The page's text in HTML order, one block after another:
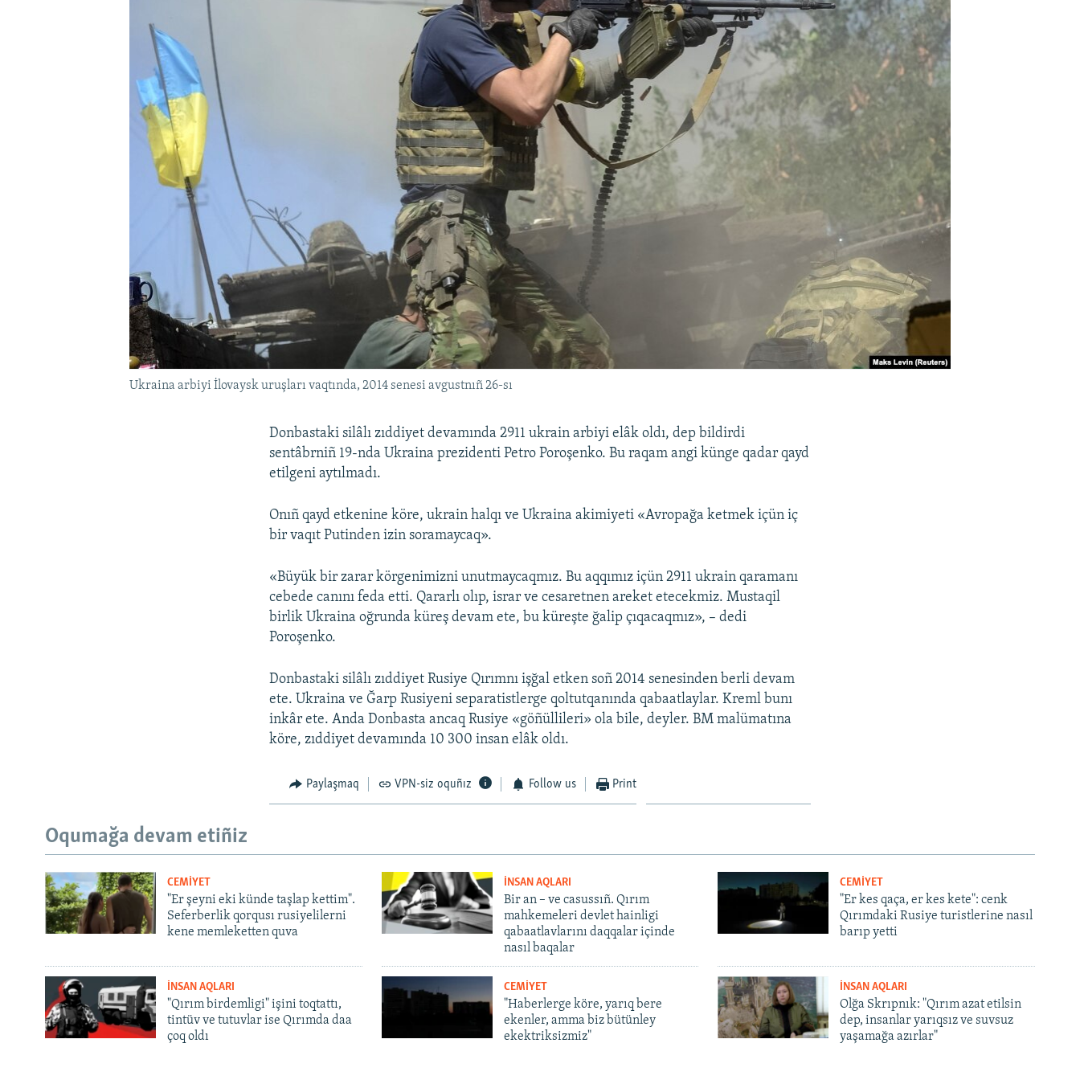
Ukraina arbiyi İlovaysk uruşları vaqtında, 2014 senesi avgustnıñ 26-sı
Donbastaki silâlı zıddiyet devamında 2911 ukrain arbiyi elâk oldı, dep bildirdi
sentâbrniñ 19-nda Ukraina prezidenti Petro Poroşenko. Bu raqam angi künge qadar qayd
etilgeni aytılmadı.
Onıñ qayd etkenine köre, ukrain halqı ve Ukraina akimiyeti «Avropağa ketmek içün iç
bir vaqıt Putinden izin soramaycaq».
«Büyük bir zarar körgenimizni unutmaycaqmız. Bu aqqımız içün 2911 ukrain qaramanı
cebede canını feda etti. Qararlı olıp, israr ve cesaretnen areket etecekmiz. Mustaqil
birlik Ukraina oğrunda küreş devam ete, bu küreşte ğalip çıqacaqmız», – dedi
Poroşenko.
Donbastaki silâlı zıddiyet Rusiye Qırımnı işğal etken soñ 2014 senesinden berli devam
ete. Ukraina ve Ğarp Rusiyeni separatistlerge qoltutqanında qabaatlaylar. Kreml bunı
inkâr ete. Anda Donbasta ancaq Rusiye «göñüllileri» ola bile, deyler. BM malümatına
köre, zıddiyet devamında 10 300 insan elâk oldı.
Paylaşmaq VPN-siz oquñız Follow us Print
Oqumağa devam etiñiz
CEMİYET
"Er şeyni eki künde taşlap kettim".
Seferberlik qorqusı rusiyelilerni
kene memleketten quva
İNSAN AQLARI
Bir an – ve casussıñ. Qırım
mahkemeleri devlet hainligi
qabaatlavlarını daqqalar içinde
nasıl baqalar
CEMİYET
"Er kes qaça, er kes kete": cenk
Qırımdaki Rusiye turistlerine nasıl
barıp yetti
İNSAN AQLARI
"Qırım birdemligi" işini toqtattı,
tintüv ve tutuvlar ise Qırımda daa
çoq oldı
CEMİYET
"Haberlerge köre, yarıq bere
ekenler, amma biz bütünley
ekektriksizmiz"
İNSAN AQLARI
Olğa Skrıpnık: "Qırım azat etilsin
dep, insanlar yarıqsız ve suvsuz
yaşamağa azırlar"